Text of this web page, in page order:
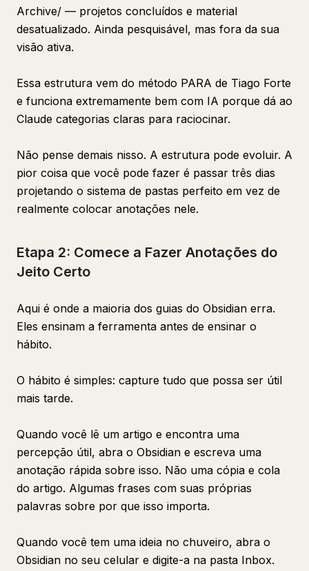
Archive/ — projetos concluídos e material
desatualizado. Ainda pesquisável, mas fora da sua
visão ativa.
Essa estrutura vem do método PARA de Tiago Forte
e funciona extremamente bem com IA porque dá ao
Claude categorias claras para raciocinar.
Não pense demais nisso. A estrutura pode evoluir. A
pior coisa que você pode fazer é passar três dias
projetando o sistema de pastas perfeito em vez de
realmente colocar anotações nele.
Etapa 2: Comece a Fazer Anotações do
Jeito Certo
Aqui é onde a maioria dos guias do Obsidian erra.
Eles ensinam a ferramenta antes de ensinar o
hábito.
O hábito é simples: capture tudo que possa ser útil
mais tarde.
Quando você lê um artigo e encontra uma
percepção útil, abra o Obsidian e escreva uma
anotação rápida sobre isso. Não uma cópia e cola
do artigo. Algumas frases com suas próprias
palavras sobre por que isso importa.
Quando você tem uma ideia no chuveiro, abra o
Obsidian no seu celular e digite-a na pasta Inbox.